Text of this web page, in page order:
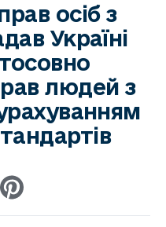
осіб з
Україні
людей з